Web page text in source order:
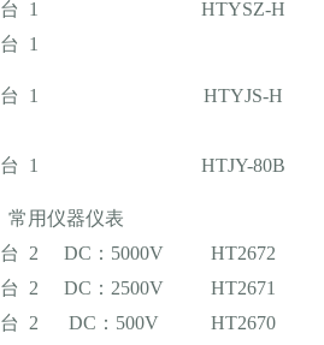
台 1
HTYSZ-H
台 1
台 1 HTYJS-H
台 1 HTJY-80B
常用仪器仪表
台 2 DC：5000V
HT2672
台 2 DC：2500V
HT2671
台 2 DC：500V
HT2670